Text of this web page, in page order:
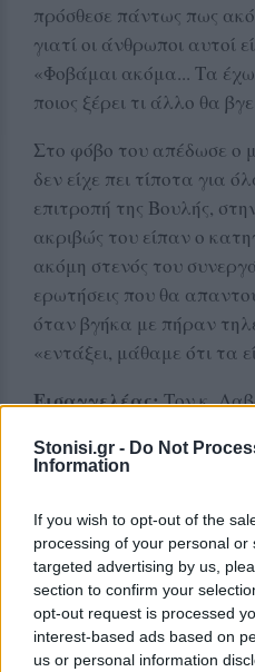
Stonisi.gr - Do Not
Information
If you wish to opt-out of the
processing of your personal
targeted advertising by us,
section to confirm your
opt-out request is processed
interest-based ads based on
us or personal information
πρόσθεσε πάντως πως
γιατί οι άνθρωποι αυτοί
«Φοβάμαι ακόμα... Τα
ποιος ξέρει τι άλλο θα
Στο φόβο του απέδωσε ο
δεν είχε πει τίποτα για
επιτροπή της Βουλής,
ακριβώς του είπαν ο
ακόμη στενός του
ερωτήσεις που θα
όταν βγήκα με πήραν
«εντάξει, μάθαμε ότι τα
Εισαγγελέας:Τον κ.
Μάρτυρας:
Σε άλλο σημείο είπε ότι
Προστασίας του Πολίτη
συναντηθεί ποτέ και πως
παρότρυνση του